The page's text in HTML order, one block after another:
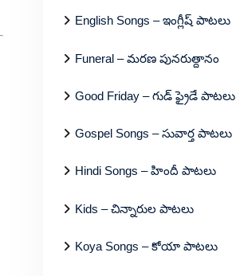
English Songs – ఇంగ్లీష్ పాటలు
Funeral – మరణ పునరుత్దానం
Good Friday – గుడ్ ఫ్రైడే పాటలు
Gospel Songs – సువార్త పాటలు
Hindi Songs – హిందీ పాటలు
Kids – చిన్నారుల పాటలు
Koya Songs – కోయా పాటలు